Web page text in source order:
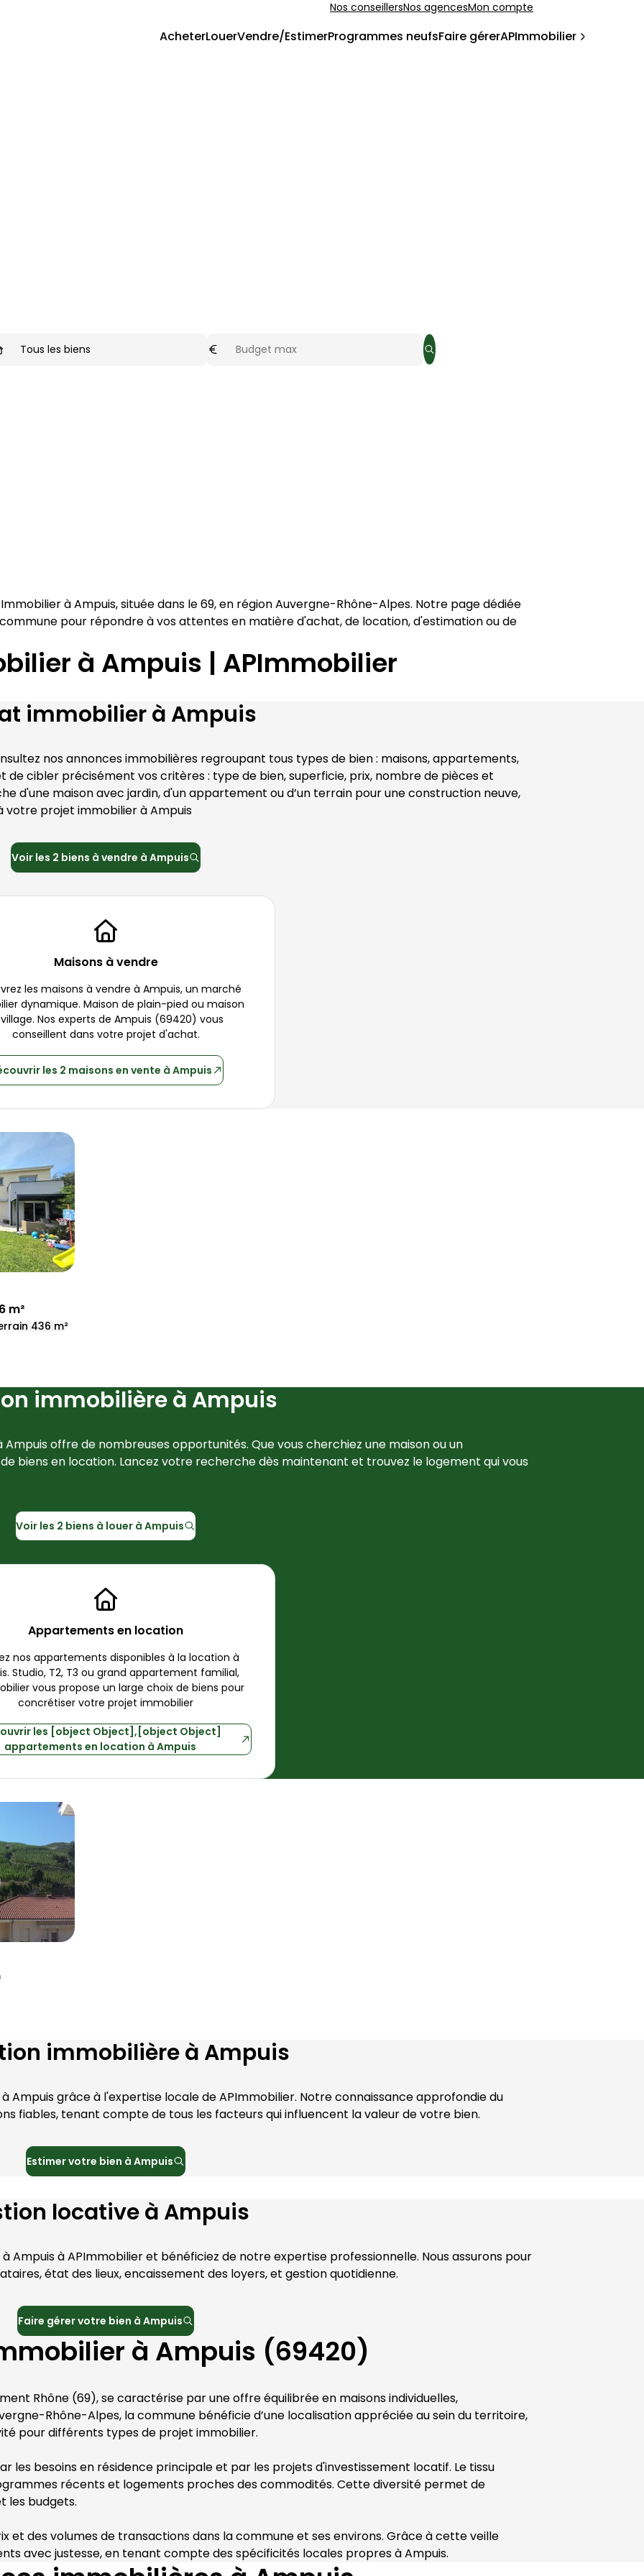
Nos conseillersNos agencesMon compte
AcheterLouerVendre/EstimerProgrammes neufsFaire gérerAPImmobilier
Tous les biens Rechercher
à Ampuis, située dans le 69, en région Auvergne-Rhône-Alpes. Notre page dédiée
pour répondre à vos attentes en matière d'achat, de location, d'estimation ou de
à Ampuis | APImmobilier
immobilier à Ampuis
nos annonces immobilières regroupant tous types de bien : maisons, appartements,
cibler précisément vos critères : type de bien, superficie, prix, nombre de pièces et
d'une maison avec jardin, d'un appartement ou d’un terrain pour une construction neuve,
votre projet immobilier à Ampuis
Voir les 2 biens à vendre à Ampuis
Maisons à vendre
les maisons à vendre à Ampuis, un marché
dynamique. Maison de plain-pied ou maison
Nos experts de Ampuis (69420) vous
conseillent dans votre projet d'achat.
les 2 maisons en vente à Ampuis
4 pièces Ampuis
m²
436 m²
immobilière à Ampuis
Ampuis offre de nombreuses opportunités. Que vous cherchiez une maison ou un
biens en location. Lancez votre recherche dès maintenant et trouvez le logement qui vous
Voir les 2 biens à louer àAmpuis
Appartements en location
. Studio, T2, T3 ou grand appartement familial,
vous propose un large choix de biens pour
concrétiser votre projet immobilier
les [object Object],[object Object]
appartements en location à Ampuis
27 m² Ampuis
immobilière à Ampuis
Ampuis grâce à l'expertise locale de APImmobilier. Notre connaissance approfondie du
fiables, tenant compte de tous les facteurs qui influencent la valeur de votre bien.
Estimer votre bien àAmpuis
locative à Ampuis
à Ampuis à APImmobilier et bénéficiez de notre expertise professionnelle. Nous assurons pour
état des lieux, encaissement des loyers, et gestion quotidienne.
Faire gérer votre bien à Ampuis
à Ampuis (69420)
Rhône (69), se caractérise par une offre équilibrée en maisons individuelles,
Rhône-Alpes, la commune bénéficie d’une localisation appréciée au sein du territoire,
pour différents types de projet immobilier.
les besoins en résidence principale et par les projets d'investissement locatif. Le tissu
récents et logements proches des commodités. Cette diversité permet de
les budgets.
et des volumes de transactions dans la commune et ses environs. Grâce à cette veille
avec justesse, en tenant compte des spécificités locales propres à Ampuis.